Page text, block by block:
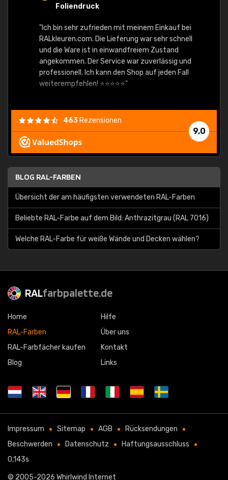
Foliendruck
"Ich bin sehr zufrieden mit meinem Einkauf bei
RALkleuren.com. Die Lieferung war sehr schnell
und die Ware ist in einwandfreiem Zustand
angekommen. Der Service war zuverlässig und
professionell. Ich kann den Shop auf jeden Fall
weiterempfehlen! ⭐⭐⭐⭐⭐"
9,0
463 Rezensionen
BLOG RAL-FARBEN
Übersicht der am häufigsten verwendeten RAL-Farben
Beliebte RAL-Farbe auf dem Bild: Anthrazitgrau (RAL 7016)
Welche RAL-Farbe für weiße Wände und Decken wählen?
RALfarbpalette.de
Home
RAL-Farben
RAL-Farbfächer kaufen
Blog
Hilfe
Über uns
Kontakt
Links
Impressum Sitemap AGB
Rücksendungen
Beschwerden
Datenschutz
Haftungsausschluss
0,143s
© 2005-2026 Whirlwind Internet